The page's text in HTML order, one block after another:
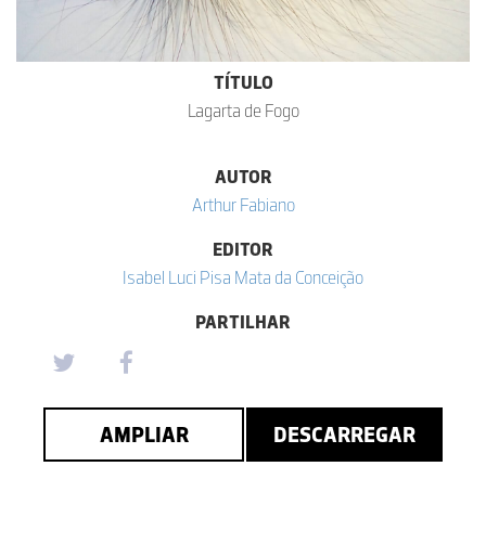
TÍTULO
Lagarta de Fogo
AUTOR
Arthur Fabiano
EDITOR
Isabel Luci Pisa Mata da Conceição
PARTILHAR
AMPLIAR DESCARREGAR